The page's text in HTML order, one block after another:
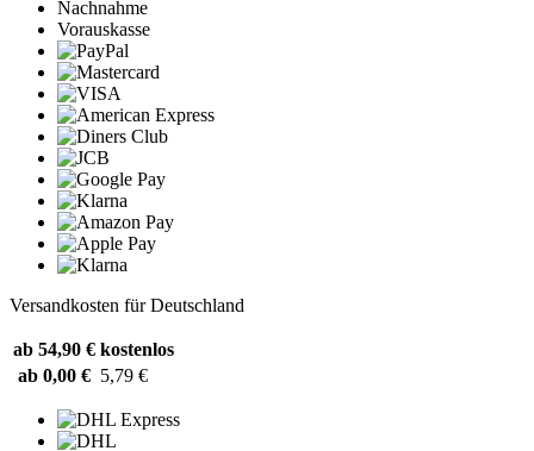
Nachnahme
Vorauskasse
Versandkosten für Deutschland
ab 54,90 € kostenlos
ab 0,00 € 5,79 €